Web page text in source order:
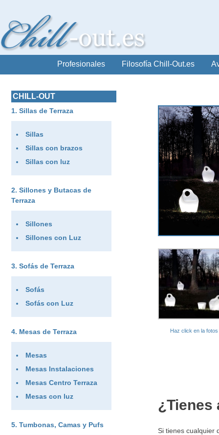
Profesionales Filosofía Chill-Out.es
Haz click en la
¿Tienes
Si tienes cualquier
CHILL-OUT
Sillas de Terraza
Sillas
Sillas con brazos
Sillas con luz
Sillones y Butacas de
Terraza
Sillones
Sillones con Luz
Sofás de Terraza
Sofás
Sofás con Luz
Mesas de Terraza
Mesas
Mesas Instalaciones
Mesas Centro Terraza
Mesas con luz
Tumbonas, Camas y Pufs